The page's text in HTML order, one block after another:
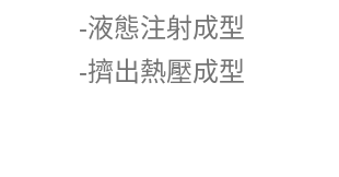
-液態注射成型
-擠出熱壓成型